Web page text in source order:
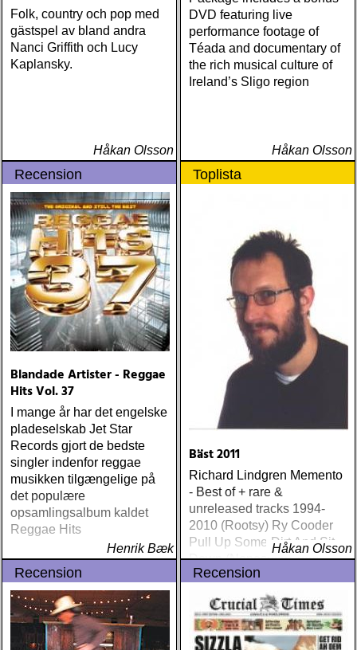
Folk, country och pop med
gästspel av bland andra
Nanci Griffith och Lucy
Kaplansky.
Håkan Olsson
DVD featuring live
performance footage of
Téada and documentary of
the rich musical culture of
Ireland’s Sligo region
Håkan Olsson
Recension
Blandade Artister - Reggae
Hits Vol. 37
I mange år har det engelske
pladeselskab Jet Star
Records gjort de bedste
singler indenfor reggae
musikken tilgængelige på
det populære
opsamlingsalbum kaldet
Reggae Hits
Henrik Bæk
Toplista
Bäst 2011
Richard Lindgren Memento
- Best of + rare &
unreleased tracks 1994-
2010 (Rootsy) Ry Cooder
Pull Up Some Dirt And Sit
Down (Nonesuch) Tom
Russell Mesabi (Proper)
Deadman Take Up Your
Mat and Walk (Rootsy)
Eilen Jewel Queen of the
Minor Key (Signature
Håkan Olsson
Recension Recension